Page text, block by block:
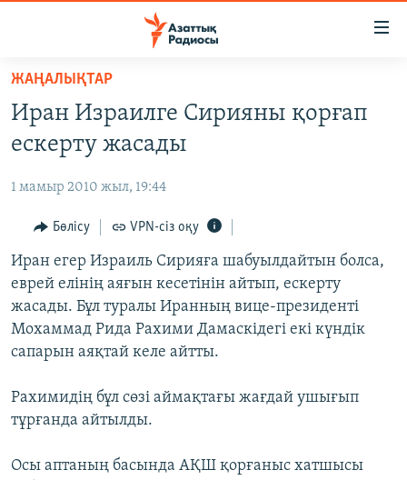
Skip
main
content
to
Navigation
Skip
to
Search
САЯСАТ
AZATTYQTV
ҚАҢТАР ОҚИҒАСЫ
АДАМ ҚҰҚЫҚТАРЫ
ӘЛЕУМЕТ
ӘЛЕМ
АРНАЙЫ ЖОБАЛАР
ЖАЗЫЛЫҢЫЗ
ЖАҢАЛЫҚТАР
Иран Израилге Сирияны қорғап
ескерту жасады
1 мамыр 2010 жыл, 19:44
Бөлісу VPN-сіз оқу
Иран егер Израиль Сирияға шабуылдайтын болса,
еврей елінің аяғын кесетінін айтып, ескерту
жасады. Бұл туралы Иранның вице-президенті
Мохаммад Рида Рахими Дамаскідегі екі күндік
сапарын аяқтай келе айтты.
Рахимидің бұл сөзі аймақтағы жағдай ушығып
тұрғанда айтылды.
Осы аптаның басында АҚШ қорғаныс хатшысы